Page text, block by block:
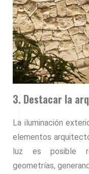
3. Destacar la
La iluminación
elementos
luz es posible
geometrías,